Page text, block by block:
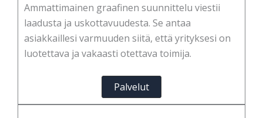
Ammattimainen graafinen suunnittelu viestii
laadusta ja uskottavuudesta. Se antaa
asiakkaillesi varmuuden siitä, että yrityksesi on
luotettava ja vakaasti otettava toimija.
Palvelut